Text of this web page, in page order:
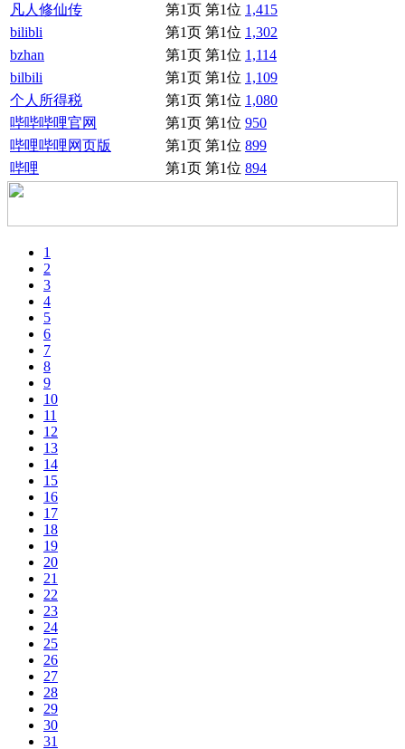
凡人修仙传
第1页 第1位 1,415
bilibli
第1页 第1位 1,302
bzhan
第1页 第1位 1,114
bilbili
第1页 第1位 1,109
个人所得税
第1页 第1位 1,080
哔哔哔哩官网
第1页 第1位 950
哔哩哔哩网页版
第1页 第1位 899
哔哩
第1页 第1位 894
1
2
3
4
5
6
7
8
9
10
11
12
13
14
15
16
17
18
19
20
21
22
23
24
25
26
27
28
29
30
31